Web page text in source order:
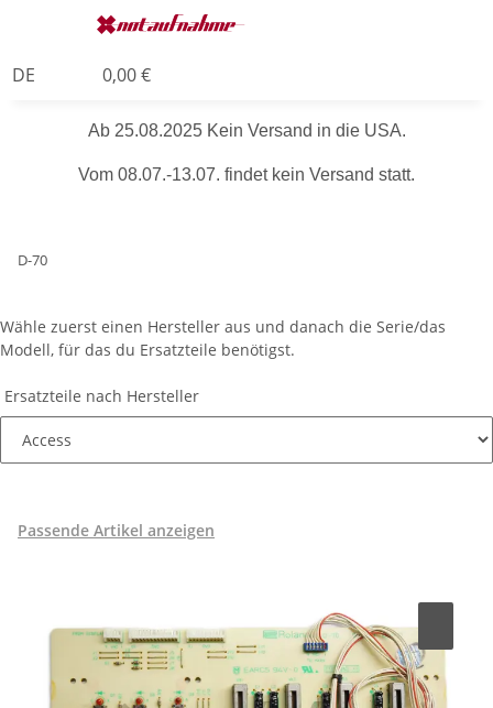
DE 0,00 €
Ab 25.08.2025 Kein Versand in die USA.
Vom 08.07.-13.07. findet kein Versand statt.
D-70
Wähle zuerst einen Hersteller aus und danach die Serie/das
Modell, für das du Ersatzteile benötigst.
Ersatzteile nach Hersteller
Passende Artikel anzeigen